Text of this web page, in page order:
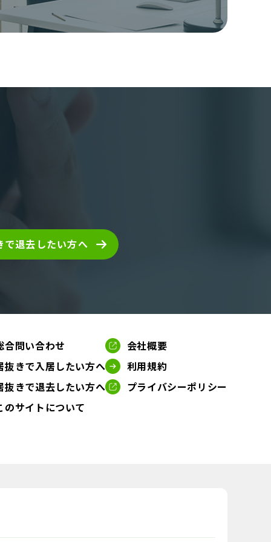
で退去したい方へ
合問い合わせ
抜きで入居したい方へ
抜きで退去したい方へ
のサイトについて
会社概要
利用規約
プライバシーポリシー